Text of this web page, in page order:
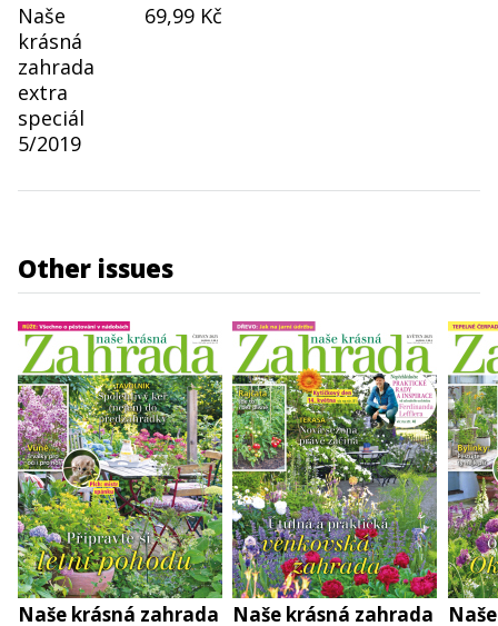
Naše
krásná
zahrada
extra
speciál
5/2019
69,99 Kč
Other issues
Naše krásná zahrada
Naše krásná zahrada